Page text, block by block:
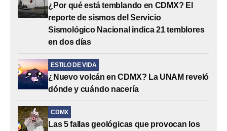
¿Por qué está temblando en CDMX? El
reporte de sismos del Servicio
Sismológico Nacional indica 21 temblores
en dos días
ESTILO DE VIDA
¿Nuevo volcán en CDMX? La UNAM reveló
dónde y cuándo nacería
CDMX
Las 5 fallas geológicas que provocan los